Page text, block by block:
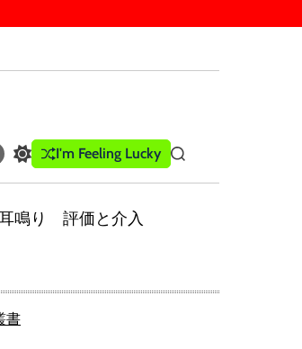
I'm Feeling Lucky
S
e
鳴り 評価と介入
書